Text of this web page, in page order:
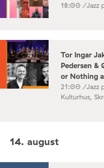
18:00 /Jazz
Tor Ingar
Pedersen
or Nothing
21:00 /Jazz
Kulturhus,
14. august